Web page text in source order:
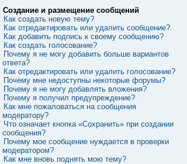
Создание и размещение сообщений
Как создать новую тему?
Как отредактировать или удалить сообщение?
Как добавить подпись к своему сообщению?
Как создать голосование?
Почему я не могу добавить больше вариантов
ответа?
Как отредактировать или удалить голосование?
Почему мне недоступны некоторые форумы?
Почему я не могу добавлять вложения?
Почему я получил предупреждение?
Как мне пожаловаться на сообщения
модератору?
Что означает кнопка «Сохранить» при создании
сообщения?
Почему мое сообщение нуждается в проверки
модератором?
Как мне вновь поднять мою тему?